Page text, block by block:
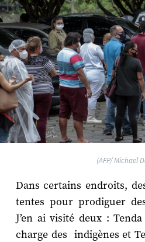
(AFP/ Michael
Dans certains endroits,
tentes pour prodiguer
J’en ai visité deux :
charge des indigènes et